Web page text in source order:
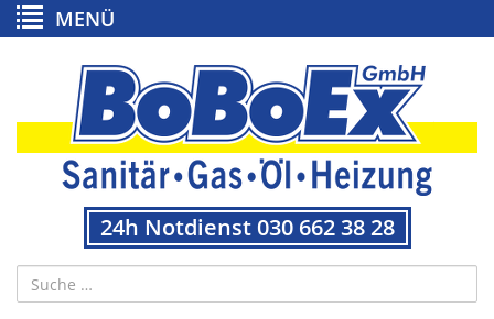
MENÜ
24h Notdienst 030 662 38 28